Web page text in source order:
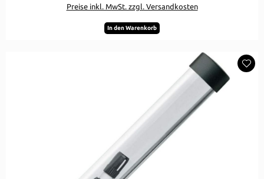
Preise inkl. MwSt. zzgl. Versandkosten
In den Warenkorb